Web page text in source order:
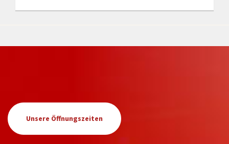
Unsere Öffnungszeiten